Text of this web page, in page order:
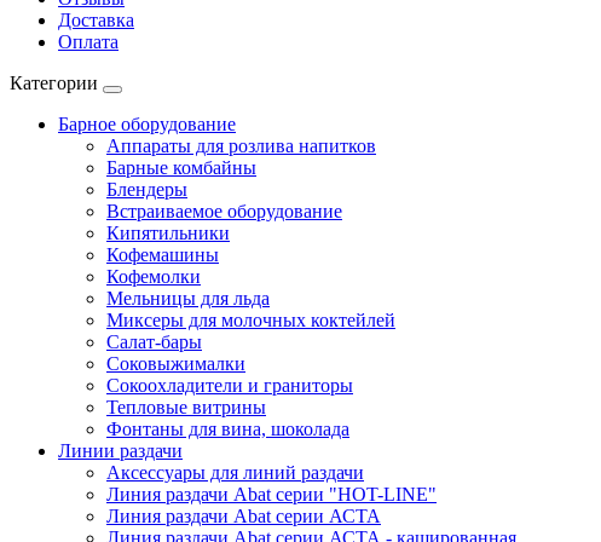
Доставка
Оплата
Категории
Барное оборудование
Аппараты для розлива напитков
Барные комбайны
Блендеры
Встраиваемое оборудование
Кипятильники
Кофемашины
Кофемолки
Мельницы для льда
Миксеры для молочных коктейлей
Салат-бары
Соковыжималки
Сокоохладители и граниторы
Тепловые витрины
Фонтаны для вина, шоколада
Линии раздачи
Аксессуары для линий раздачи
Линия раздачи Abat серии "HOT-LINE"
Линия раздачи Abat серии АСТА
Линия раздачи Abat серии АСТА - кашированная